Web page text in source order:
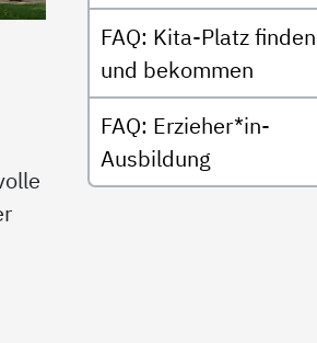
FAQ: Kita-Platz finden
und bekommen
FAQ: Erzieher*in-
Ausbildung